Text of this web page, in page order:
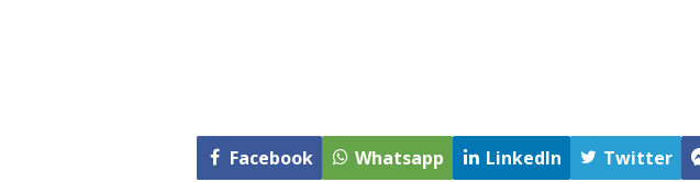
Facebook Whatsapp LinkedIn Twitter